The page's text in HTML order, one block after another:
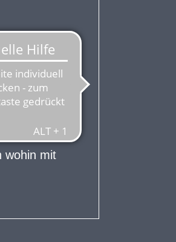
Elektro-
Diese
und leisten
wohin mit